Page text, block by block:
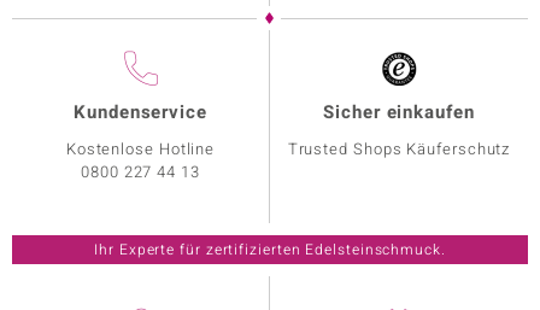
Kundenservice
Kostenlose Hotline
0800 227 44 13
Sicher einkaufen
Trusted Shops Käuferschutz
Ihr Experte für zertifizierten Edelsteinschmuck.